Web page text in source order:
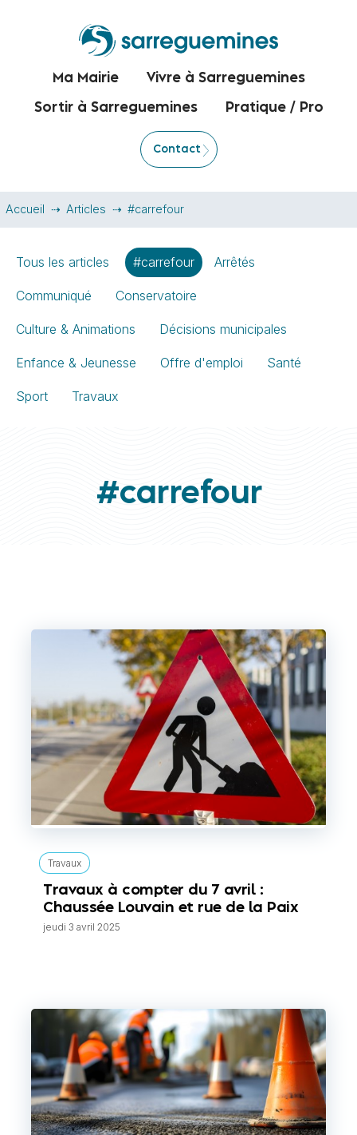
Ma Mairie Vivre à Sarreguemines
Sortir à Sarreguemines Pratique / Pro
Contact
Accueil Articles #carrefour
Tous les articles #carrefour Arrêtés
Communiqué Conservatoire
Culture & Animations Décisions municipales
Enfance & Jeunesse Offre d'emploi Santé
Sport Travaux
#carrefour
Travaux
Travaux à compter du 7 avril :
Chaussée Louvain et rue de la Paix
jeudi 3 avril 2025